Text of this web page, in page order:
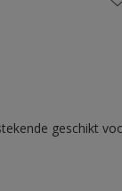
geschikt